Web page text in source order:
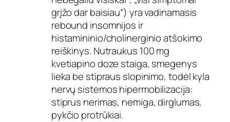
grįžo dar baisiau“) yra vadinamasis
rebound insomnijos ir
histamininio/cholinerginio atšokimo
reiškinys. Nutraukus 100 mg
kvetiapino doze staiga, smegenys
lieka be stipraus slopinimo, todėl kyla
nervų sistemos hipermobilizacija:
stiprus nerimas, nemiga, dirglumas,
pykčio protrūkiai.